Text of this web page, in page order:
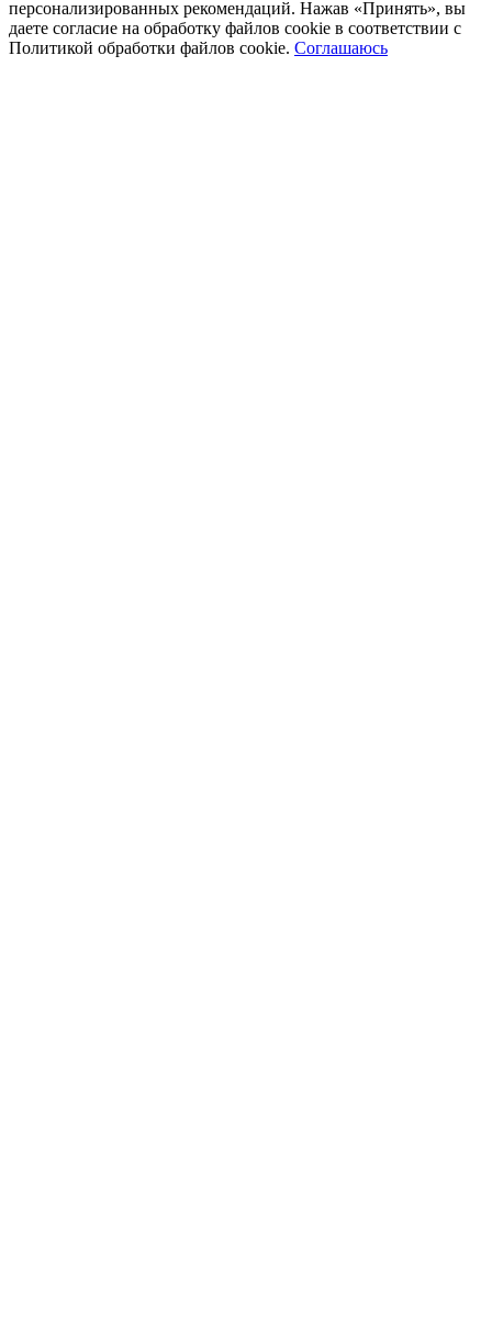
персонализированных рекомендаций. Нажав «Принять», вы
даете согласие на обработку файлов cookie в соответствии с
Политикой обработки файлов cookie. Соглашаюсь